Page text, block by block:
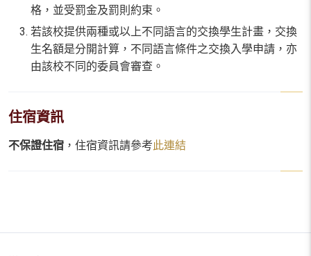
格，並受罰金及罰則約束。
若該校提供兩種或以上不同語言的交換學生計畫，交換
生名額是分開計算，不同語言條件之交換入學申請，亦
由該校不同的委員會審查。
住宿資訊
不保證住宿 ，住宿資訊請參考此連結